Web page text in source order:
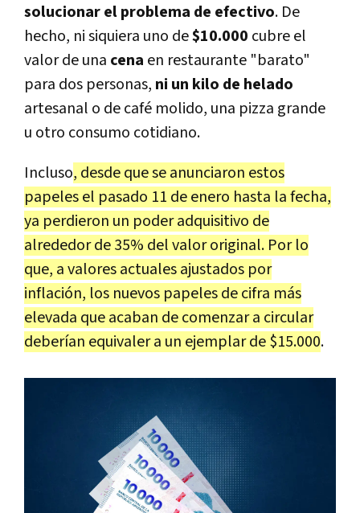
solucionar el problema de efectivo. De
hecho, ni siquiera uno de$10.000 cubre el
valor de una cena en restaurante "barato"
para dos personas, ni un kilo de helado
artesanal o de café molido, una pizza grande
u otro consumo cotidiano.
Incluso, desde que se anunciaron estos
papeles el pasado 11 de enero hasta la fecha,
ya perdieron un poder adquisitivo de
alrededor de 35% del valor original. Por lo
que, a valores actuales ajustados por
inflación, los nuevos papeles de cifra más
elevada que acaban de comenzar a circular
deberían equivaler a un ejemplar de $15.000.